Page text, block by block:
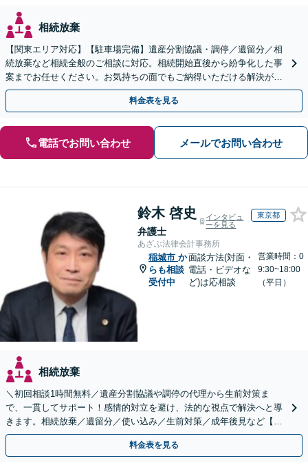
相続放棄
【関東エリア対応】【駐車場完備】遺産分割協議・調停／遺留分／相
続放棄など相続全般のご相談に対応。相続開始直後から紛争化した事
案までお任せください。お気持ちの面でもご納得いただける解決がで
きるよう粘り強く対応いたします【休日・夜間対応可】
料金表を見る
電話でお問い合わせ メールでお問い合わせ
鈴木 啓史
弁護士
インタビュ
ーを見る
東京都
あざぶ法律会計事務所
稲城市 か
らも相談
受付中
面談方法(対面・
電話・ビデオな
ど)は応相談
営業時間：0
9:30~18:00
（平日）
相続放棄
＼初回相談1時間無料／遺産分割協議や調停の代理から生前対策ま
で、一貫してサポート！感情的対立を避け、法的な視点で解決へと導
きます。相続放棄／遺留分／使い込み／生前対策／成年後見など【W
EB面談対応】
料金表を見る